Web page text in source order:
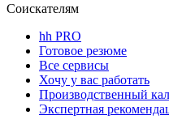
Соискателям
hh PRO
Готовое резюме
Все сервисы
Хочу у вас работать
Производственный
Экспертная